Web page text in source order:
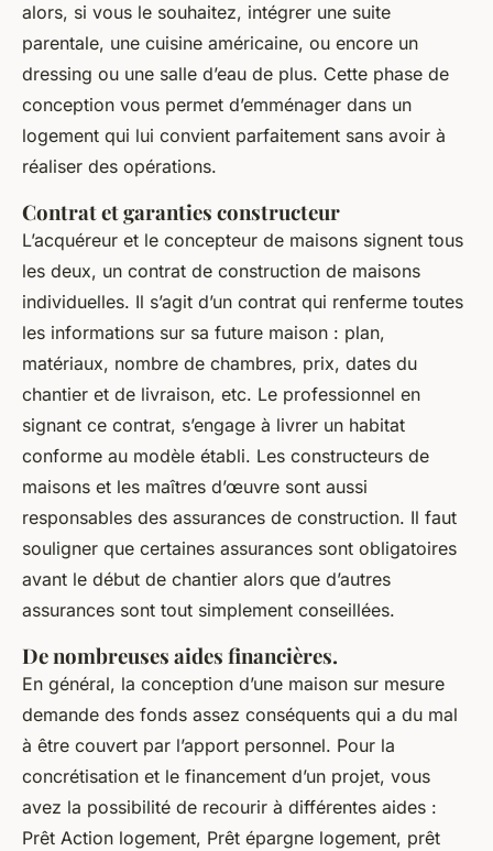
alors, si vous le souhaitez, intégrer une suite
parentale, une cuisine américaine, ou encore un
dressing ou une salle d’eau de plus. Cette phase de
conception vous permet d’emménager dans un
logement qui lui convient parfaitement sans avoir à
réaliser des opérations.
Contrat et garanties constructeur
L’acquéreur et le concepteur de maisons signent tous
les deux, un contrat de construction de maisons
individuelles. Il s’agit d’un contrat qui renferme toutes
les informations sur sa future maison : plan,
matériaux, nombre de chambres, prix, dates du
chantier et de livraison, etc. Le professionnel en
signant ce contrat, s’engage à livrer un habitat
conforme au modèle établi. Les constructeurs de
maisons et les maîtres d’œuvre sont aussi
responsables des assurances de construction. Il faut
souligner que certaines assurances sont obligatoires
avant le début de chantier alors que d’autres
assurances sont tout simplement conseillées.
De nombreuses aides financières.
En général, la conception d’une maison sur mesure
demande des fonds assez conséquents qui a du mal
à être couvert par l’apport personnel. Pour la
concrétisation et le financement d’un projet, vous
avez la possibilité de recourir à différentes aides :
Prêt Action logement, Prêt épargne logement, prêt